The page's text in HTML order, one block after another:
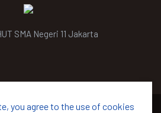
you agree to the use of cookies
SMA Negeri 11 Jakarta
Timur | Jl. P. Komarudin I,